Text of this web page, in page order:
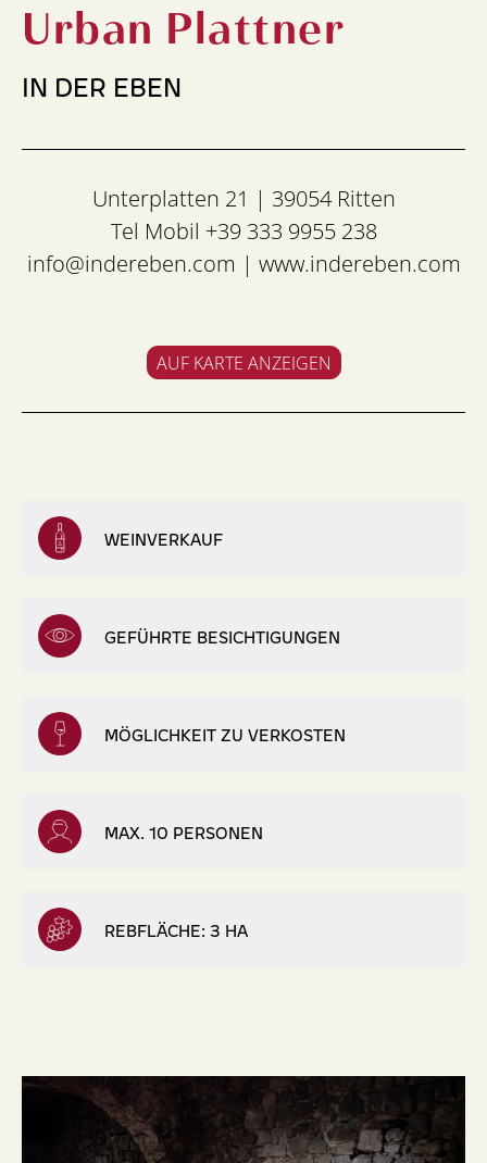
Urban Plattner
IN DER EBEN
Unterplatten 21 | 39054 Ritten
Tel Mobil +39 333 9955 238
info@indereben.com | www.indereben.com
AUF KARTE ANZEIGEN
WEINVERKAUF
GEFÜHRTE BESICHTIGUNGEN
MÖGLICHKEIT ZU VERKOSTEN
MAX. 10 PERSONEN
REBFLÄCHE: 3 HA